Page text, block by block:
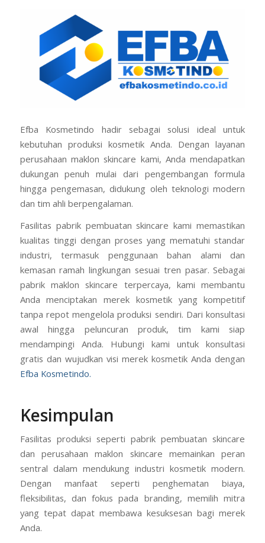
Efba Kosmetindo hadir sebagai solusi ideal untuk
kebutuhan produksi kosmetik Anda. Dengan layanan
perusahaan maklon skincare kami, Anda mendapatkan
dukungan penuh mulai dari pengembangan formula
hingga pengemasan, didukung oleh teknologi modern
dan tim ahli berpengalaman.
Fasilitas pabrik pembuatan skincare kami memastikan
kualitas tinggi dengan proses yang mematuhi standar
industri, termasuk penggunaan bahan alami dan
kemasan ramah lingkungan sesuai tren pasar. Sebagai
pabrik maklon skincare terpercaya, kami membantu
Anda menciptakan merek kosmetik yang kompetitif
tanpa repot mengelola produksi sendiri. Dari konsultasi
awal hingga peluncuran produk, tim kami siap
mendampingi Anda. Hubungi kami untuk konsultasi
gratis dan wujudkan visi merek kosmetik Anda dengan
Efba Kosmetindo.
Kesimpulan
Fasilitas produksi seperti pabrik pembuatan skincare
dan perusahaan maklon skincare memainkan peran
sentral dalam mendukung industri kosmetik modern.
Dengan manfaat seperti penghematan biaya,
fleksibilitas, dan fokus pada branding, memilih mitra
yang tepat dapat membawa kesuksesan bagi merek
Anda.